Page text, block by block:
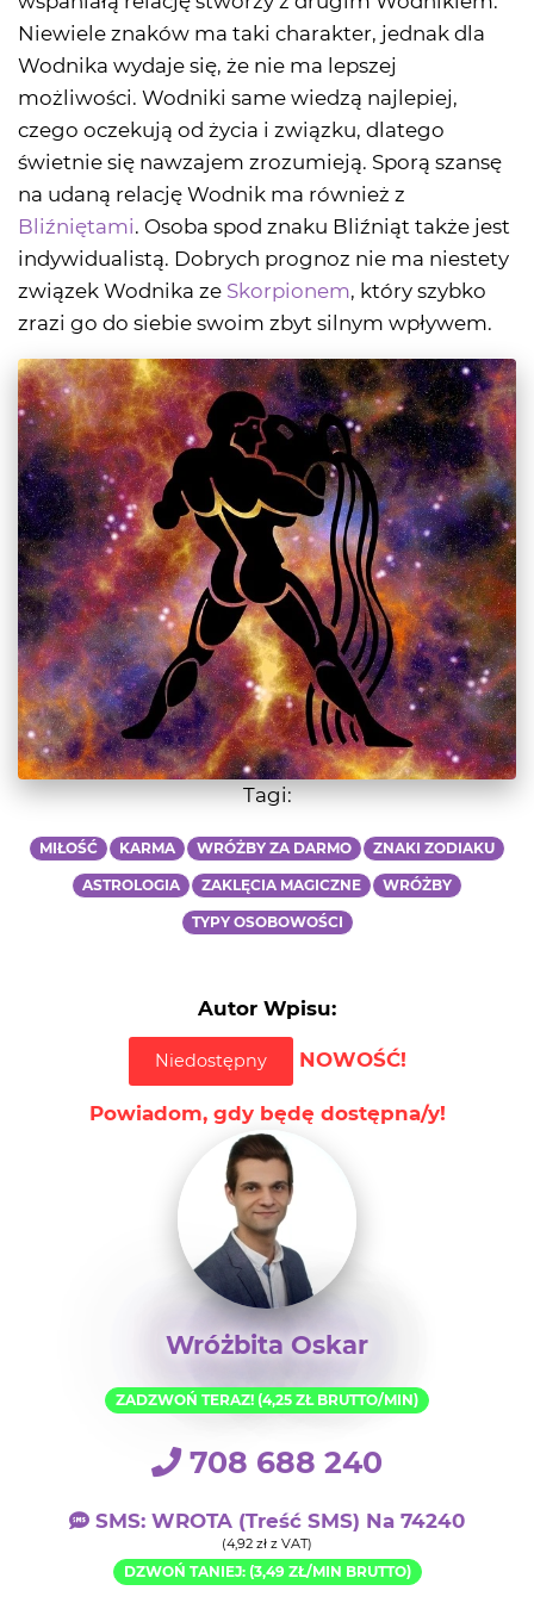
Niewiele znaków ma taki charakter, jednak dla
Wodnika wydaje się, że nie ma lepszej
możliwości. Wodniki same wiedzą najlepiej,
czego oczekują od życia i związku, dlatego
świetnie się nawzajem zrozumieją. Sporą szansę
na udaną relację Wodnik ma również z
Bliźniętami. Osoba spod znaku Bliźniąt także jest
indywidualistą. Dobrych prognoz nie ma niestety
związek Wodnika ze Skorpionem, który szybko
zrazi go do siebie swoim zbyt silnym wpływem.
Tagi:
MIŁOŚĆ KARMA WRÓŻBY ZA DARMO ZNAKI ZODIAKU
ASTROLOGIA ZAKLĘCIA MAGICZNE WRÓŻBY
TYPY OSOBOWOŚCI
Autor Wpisu:
Niedostępny NOWOŚĆ!
Powiadom, gdy będę dostępna/y!
Wróżbita Oskar
ZADZWOŃ TERAZ! (4,25 ZŁ BRUTTO/MIN)
708 688 240
SMS: WROTA (treść SMS) Na 74240
(4,92 zł z VAT)
DZWOŃ TANIEJ: (3,49 ZŁ/MIN BRUTTO)